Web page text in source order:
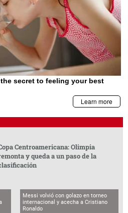
Centroamericana: Olimpia
y queda a un paso de la
Messi volvió con golazo en torneo
internacional y acecha a Cristiano
Ronaldo